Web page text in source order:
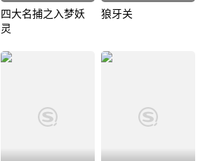
四大名捕之入梦妖
灵
狼牙关